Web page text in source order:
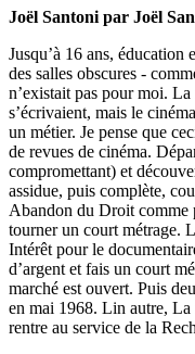
Joël Santoni par Joël
Jusqu’à 16 ans,
des salles obscures -
n’existait pas pour moi.
s’écrivaient, mais le
un métier. Je pense que
de revues de cinéma.
compromettant) et
assidue, puis complète,
Abandon du Droit comme
tourner un court métrage.
Intérêt pour le
d’argent et fais un court
marché est ouvert. Puis
en mai 1968. Lin autre, La
rentre au service de la